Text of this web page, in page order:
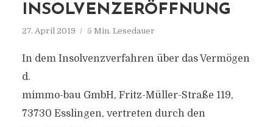
INSOLVENZERÖFFNUNG
27. April 2019 5 Min. Lesedauer
In dem Insolvenzverfahren über das Vermögen
d.
mimmo-bau GmbH, Fritz-Müller-Straße 119,
73730 Esslingen, vertreten durch den